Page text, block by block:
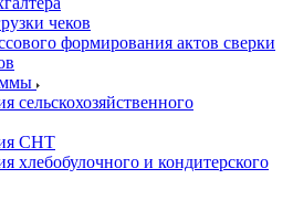
чеков
формирования актов сверки
сельскохозяйственного
СНТ
хлебобулочного и кондитерского